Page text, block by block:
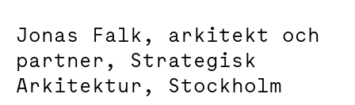
Jonas Falk, arkitekt och
partner, Strategisk
Arkitektur, Stockholm